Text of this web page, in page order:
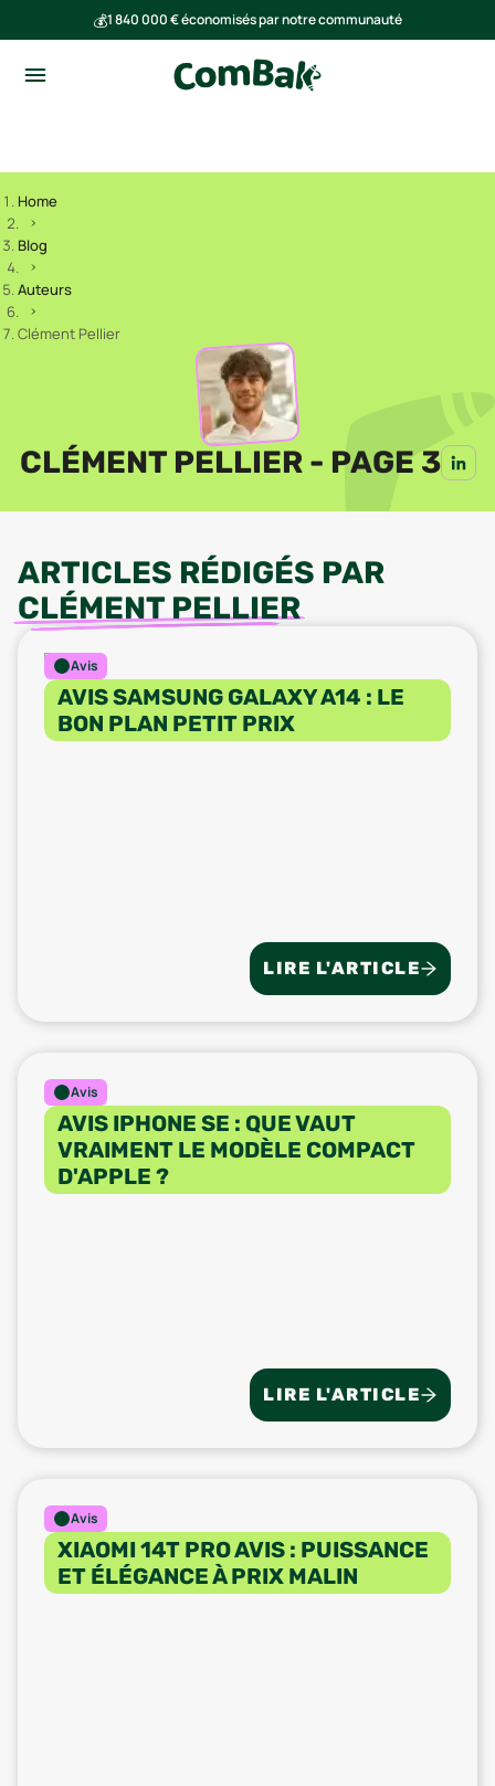
💰1 840 000 € économisés par notre communauté
Home
Blog
Auteurs
Clément Pellier
CLÉMENT PELLIER - PAGE 3
ARTICLES RÉDIGÉS PAR
CLÉMENT PELLIER
Avis
AVIS SAMSUNG GALAXY A14 : LE
BON PLAN PETIT PRIX
LIRE L'ARTICLE
Avis
AVIS IPHONE SE : QUE VAUT
VRAIMENT LE MODÈLE COMPACT
D'APPLE ?
LIRE L'ARTICLE
Avis
XIAOMI 14T PRO AVIS : PUISSANCE
ET ÉLÉGANCE À PRIX MALIN